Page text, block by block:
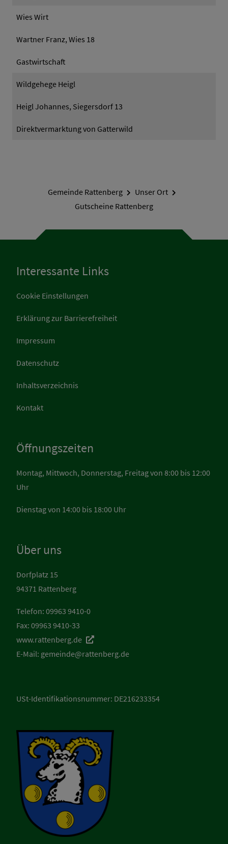
Wies Wirt
Wartner Franz, Wies 18
Gastwirtschaft
Wildgehege Heigl
Heigl Johannes, Siegersdorf 13
Direktvermarktung von Gatterwild
Gemeinde Rattenberg
Unser Ort
Gutscheine Rattenberg
Interessante Links
Cookie Einstellungen
Erklärung zur Barrierefreiheit
Impressum
Datenschutz
Inhaltsverzeichnis
Kontakt
Öffnungszeiten
Montag, Mittwoch, Donnerstag, Freitag von 8:00 bis 12:00
Uhr
Dienstag von 14:00 bis 18:00 Uhr
Über uns
Dorfplatz 15
94371 Rattenberg
Telefon: 09963 9410-0
Fax: 09963 9410-33
www.rattenberg.de
E-Mail: gemeinde@rattenberg.de
USt-Identifikationsnummer: DE216233354